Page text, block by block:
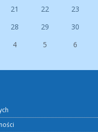
21 22
23
28 29
30
4 5 6